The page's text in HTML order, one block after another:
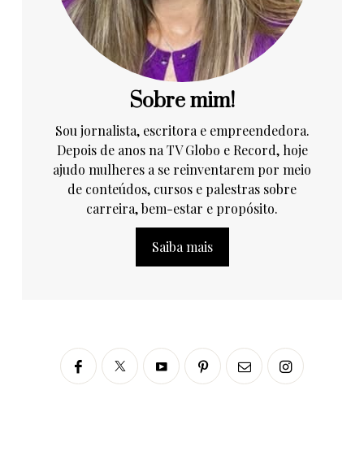
Sobre mim!
Sou jornalista, escritora e empreendedora.
Depois de anos na TV Globo e Record, hoje
ajudo mulheres a se reinventarem por meio
de conteúdos, cursos e palestras sobre
carreira, bem-estar e propósito.
Saiba mais